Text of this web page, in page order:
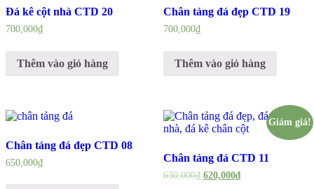
Đá kê cột nhà CTD 20
700,000₫
Thêm vào giỏ hàng
Chân tảng đá đẹp CTD 19
700,000₫
Thêm vào giỏ hàng
Chân tảng đá đẹp CTD 08
650,000₫
Giảm giá!
Chân tảng đá CTD 11
630,000₫ 620,000₫